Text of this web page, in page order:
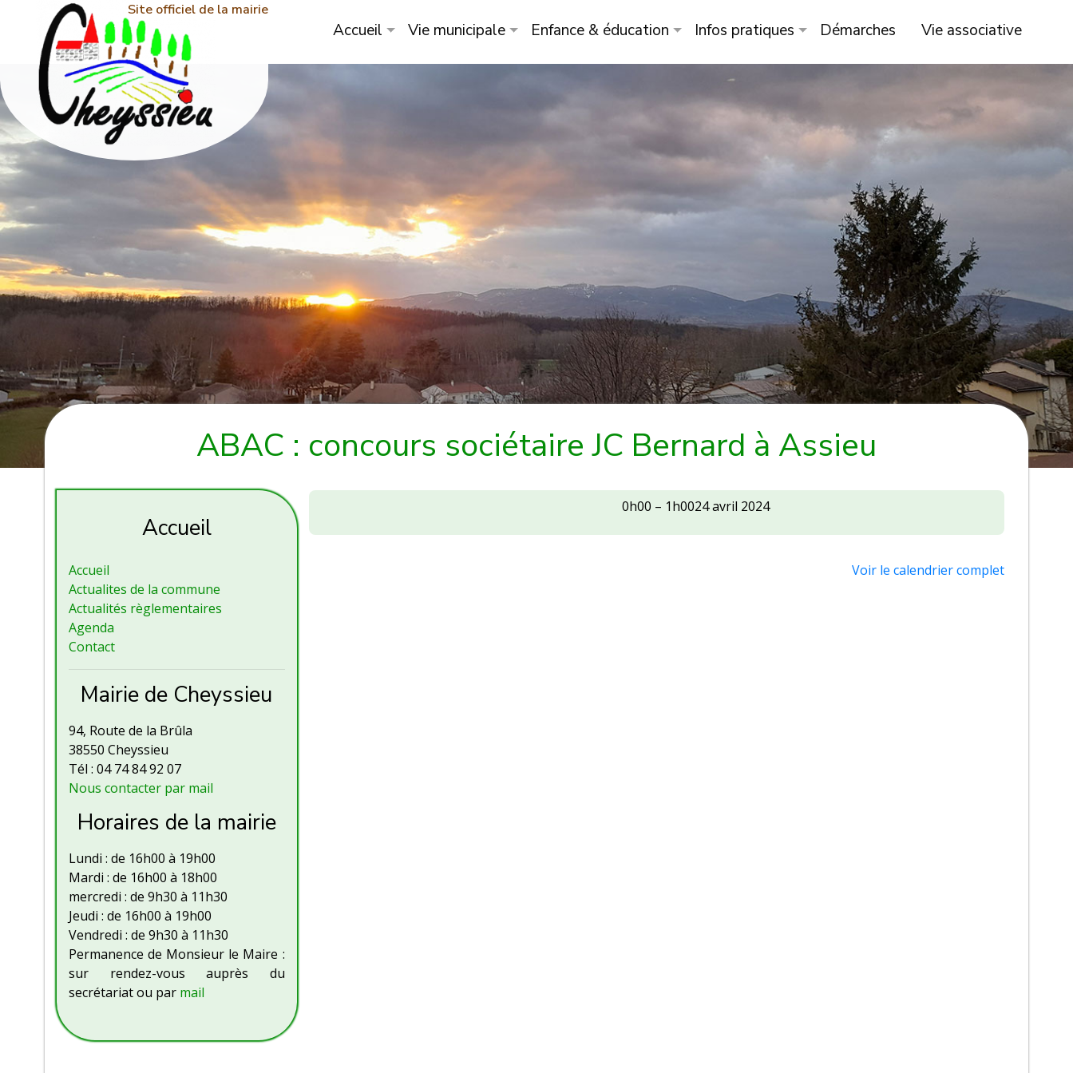
Site officiel de la mairie
Accueil Vie municipale Enfance & éducation Infos pratiques Démarches Vie associative
ABAC : concours sociétaire JC Bernard à Assieu
Accueil
Accueil
Actualites de la commune
Actualités règlementaires
Agenda
Contact
Mairie de Cheyssieu
94, Route de la Brûla
38550 Cheyssieu
Tél : 04 74 84 92 07
Nous contacter par mail
Horaires de la mairie
Lundi : de 16h00 à 19h00
Mardi : de 16h00 à 18h00
mercredi : de 9h30 à 11h30
Jeudi : de 16h00 à 19h00
Vendredi : de 9h30 à 11h30
Permanence de Monsieur le Maire :
sur rendez-vous auprès du
secrétariat ou par mail
ABAC
concours
0h00 – 1h0024 avril 2024
Voir le calendrier complet